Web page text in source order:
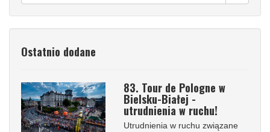
Ostatnio dodane
83. Tour de Pologne w
Bielsku-Białej -
utrudnienia w ruchu!
Utrudnienia w ruchu związane